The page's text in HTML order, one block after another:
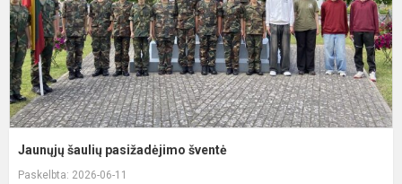
Jaunųjų šaulių pasižadėjimo šventė
Paskelbta: 2026-06-11